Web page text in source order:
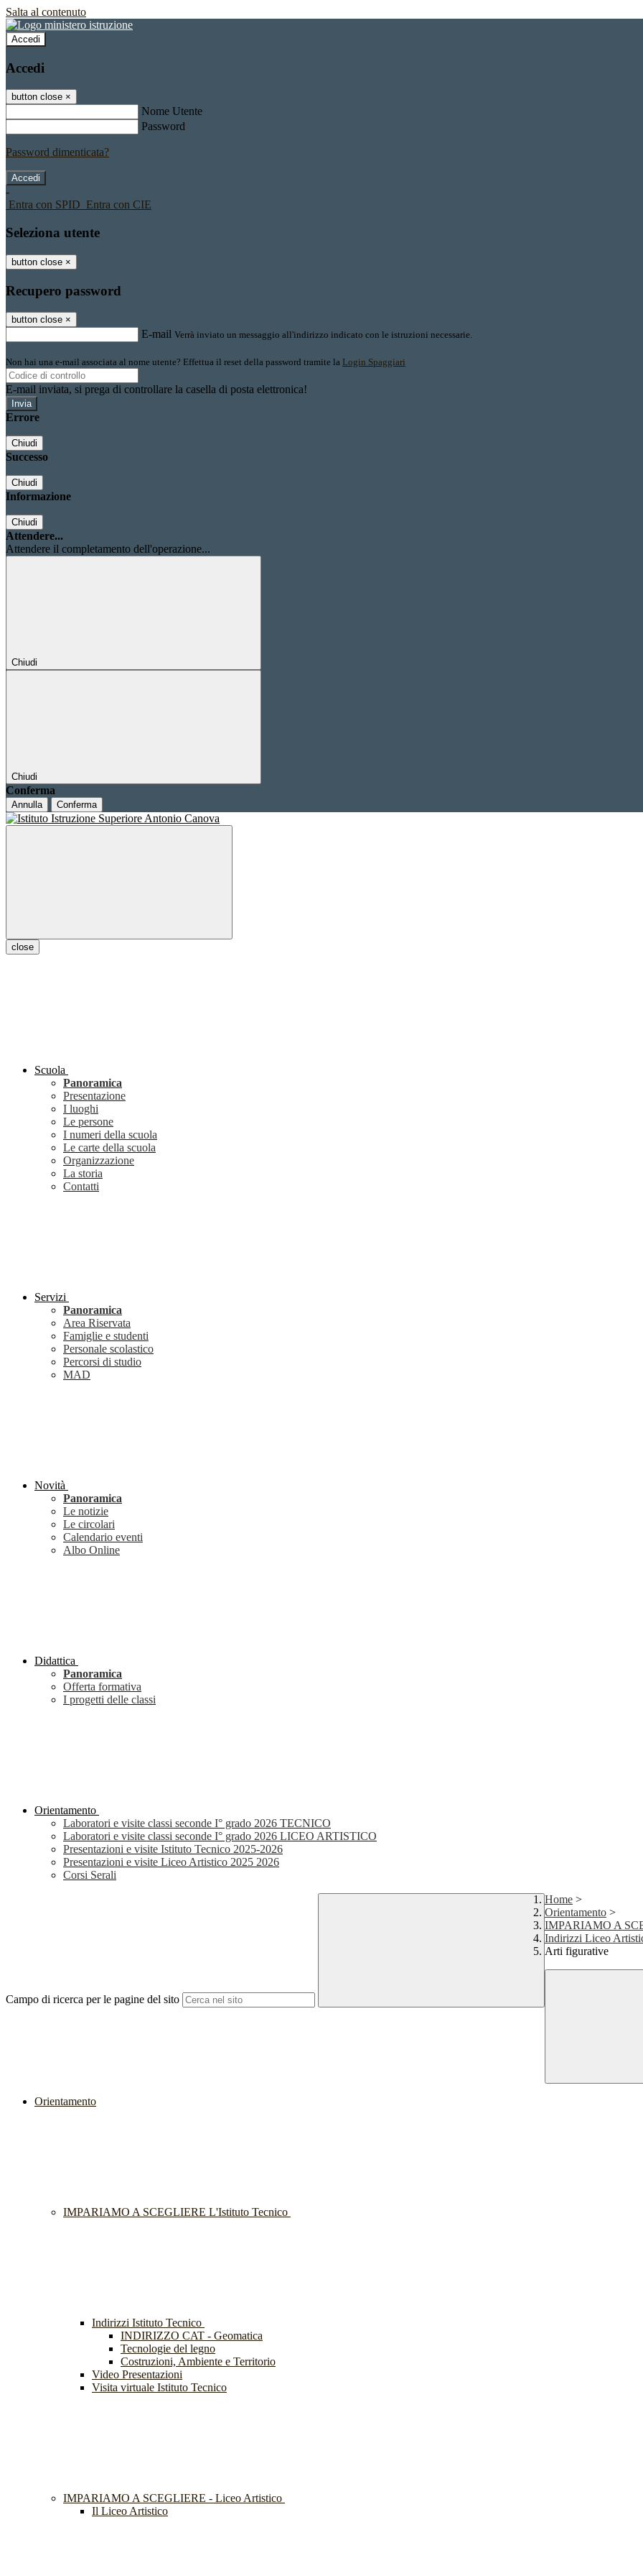
Salta al contenuto
Accedi
Accedi
button close ×
Nome Utente
Password
Password dimenticata?
-
Entra con SPID Entra con CIE
Seleziona utente
button close ×
Recupero password
button close ×
E-mail Verrà inviato un messaggio all'indirizzo indicato con le istruzioni necessarie.
Non hai una e-mail associata al nome utente? Effettua il reset della password tramite la Login Spaggiari
E-mail inviata, si prega di controllare la casella di posta elettronica!
Errore
Chiudi
Successo
Chiudi
Informazione
Chiudi
Attendere...
Attendere il completamento dell'operazione...
Chiudi
Chiudi
Conferma
Annulla Conferma
close
Scuola
Panoramica
Presentazione
I luoghi
Le persone
I numeri della scuola
Le carte della scuola
Organizzazione
La storia
Contatti
Servizi
Panoramica
Area Riservata
Famiglie e studenti
Personale scolastico
Percorsi di studio
MAD
Novità
Panoramica
Le notizie
Le circolari
Calendario eventi
Albo Online
Didattica
Panoramica
Offerta formativa
I progetti delle classi
Orientamento
Laboratori e visite classi seconde I° grado 2026 TECNICO
Laboratori e visite classi seconde I° grado 2026 LICEO ARTISTICO
Presentazioni e visite Istituto Tecnico 2025-2026
Presentazioni e visite Liceo Artistico 2025 2026
Corsi Serali
Campo di ricerca per le pagine del sito
Home >
Orientamento >
IMPARIAMO A
Indirizzi Liceo
Arti figurative
Orientamento
IMPARIAMO A SCEGLIERE L'Istituto Tecnico
Indirizzi Istituto Tecnico
INDIRIZZO CAT - Geomatica
Tecnologie del legno
Costruzioni, Ambiente e Territorio
Video Presentazioni
Visita virtuale Istituto Tecnico
IMPARIAMO A SCEGLIERE - Liceo Artistico
Il Liceo Artistico